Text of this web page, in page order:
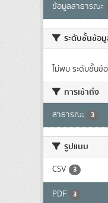
ข้อมูลสาธารณะ
ระดับชั้นข้อ
ไม่พบ ระดับชั้น
การเข้าถึง
สาธารณะ 3
รูปแบบ
CSV 3
PDF 3